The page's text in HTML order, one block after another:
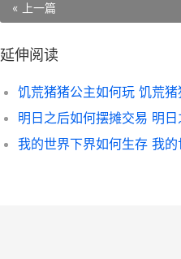
« 上一篇
延伸阅读
饥荒猪猪公主如何玩 饥荒
明日之后如何摆摊交易 明